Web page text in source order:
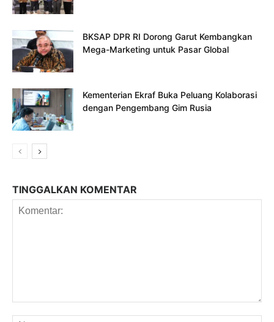
BKSAP DPR RI Dorong Garut Kembangkan
Mega-Marketing untuk Pasar Global
Kementerian Ekraf Buka Peluang Kolaborasi
dengan Pengembang Gim Rusia
TINGGALKAN KOMENTAR